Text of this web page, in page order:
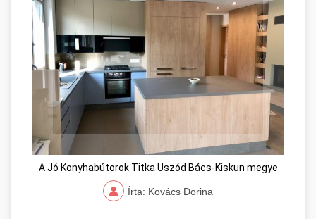
A Jó Konyhabútorok Titka Uszód Bács-Kiskun megye
Írta: Kovács Dorina